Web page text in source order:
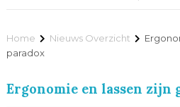
Home Nieuws Overzicht
paradox
Ergonomie en lassen zijn